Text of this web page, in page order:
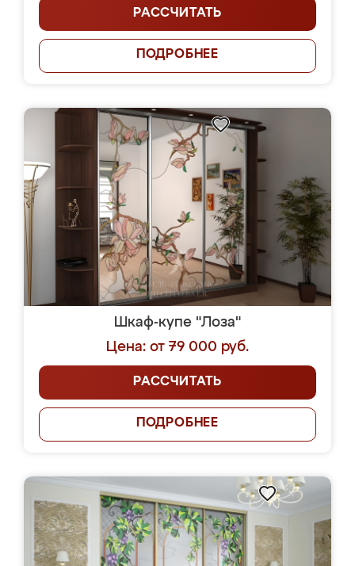
РАССЧИТАТЬ
ПОДРОБНЕЕ
Шкаф-купе "Лоза"
Цена: от 79 000 руб.
РАССЧИТАТЬ
ПОДРОБНЕЕ